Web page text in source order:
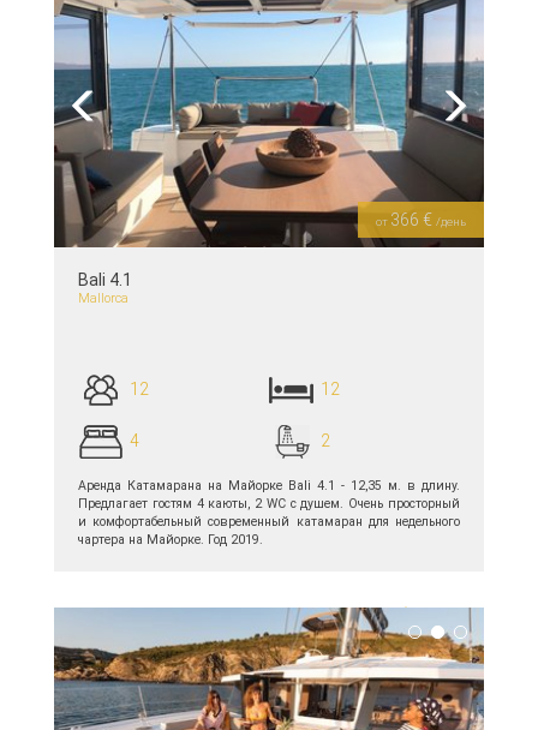
Previous Next
от 366 € /день
Bali 4.1
Mallorca
12 12
4 2
Аренда Катамарана на Майорке Bali 4.1 - 12,35 м. в длину.
Предлагает гостям 4 каюты, 2 WC с душем. Очень просторный
и комфортабельный современный катамаран для недельного
чартера на Майорке. Год 2019.
подробнее >>